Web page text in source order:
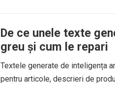
De ce unele texte
greu și cum le repari
Textele generate de inteligența
pentru articole, descrieri de